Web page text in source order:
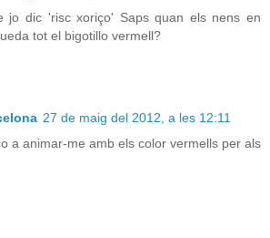
jo dic 'risc xoriço' Saps quan els nens en
tot el bigotillo vermell?
27 de maig del 2012, a les 12:11
a animar-me amb els color vermells per als